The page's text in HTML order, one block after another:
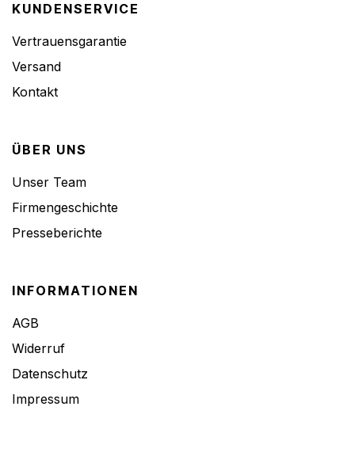
KUNDENSERVICE
Vertrauensgarantie
Versand
Kontakt
ÜBER UNS
Unser Team
Firmengeschichte
Presseberichte
INFORMATIONEN
AGB
Widerruf
Datenschutz
Impressum